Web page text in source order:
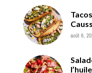
août 6,